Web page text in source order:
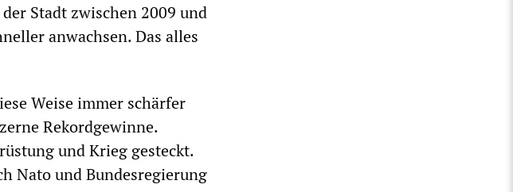
Stadt zwischen 2009 und
anwachsen. Das alles
Weise immer schärfer
Rekordgewinne.
und Krieg gesteckt.
Nato und Bundesregierung